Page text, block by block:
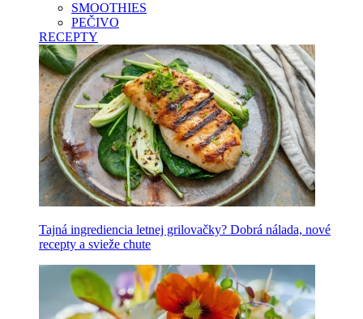
SMOOTHIES
PEČIVO
RECEPTY
Tajná ingrediencia letnej grilovačky? Dobrá nálada, nové
recepty a svieže chute